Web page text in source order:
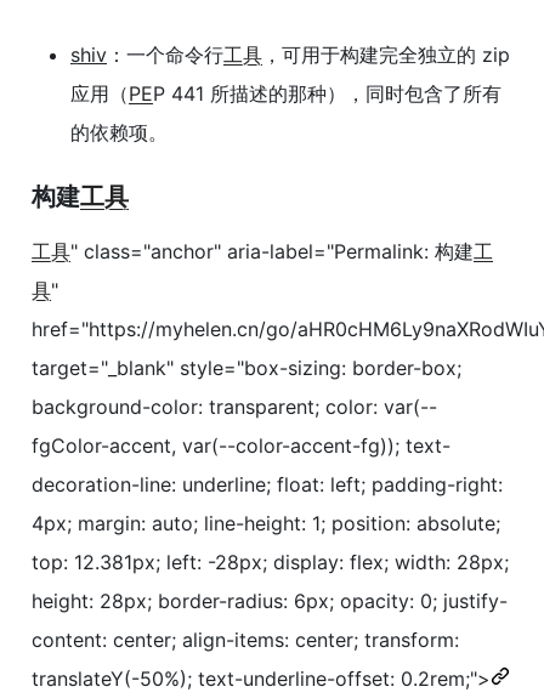
shiv ：一个命令行工具 ，可用于构建完全独立的 zip
应用（PEP 441 所描述的那种），同时包含了所有
的依赖项。
构建工具
工具" class="anchor" aria-label="Permalink: 构建工
具"
href="https://myhelen.cn/go/
target="_blank" style="box-sizing: border-box;
background-color: transparent; color: var(--
fgColor-accent, var(--color-accent-fg)); text-
decoration-line: underline; float: left; padding-right:
4px; margin: auto; line-height: 1; position: absolute;
top: 12.381px; left: -28px; display: flex; width: 28px;
height: 28px; border-radius: 6px; opacity: 0; justify-
content: center; align-items: center; transform:
translateY(-50%); text-underline-offset: 0.2rem;">